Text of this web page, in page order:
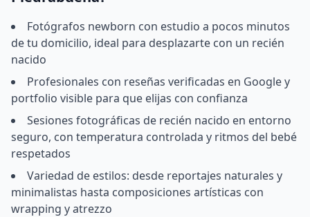
Fotógrafos newborn con estudio a pocos minutos
de tu domicilio, ideal para desplazarte con un recién
nacido
Profesionales con reseñas verificadas en Google y
portfolio visible para que elijas con confianza
Sesiones fotográficas de recién nacido en entorno
seguro, con temperatura controlada y ritmos del bebé
respetados
Variedad de estilos: desde reportajes naturales y
minimalistas hasta composiciones artísticas con
wrapping y atrezzo